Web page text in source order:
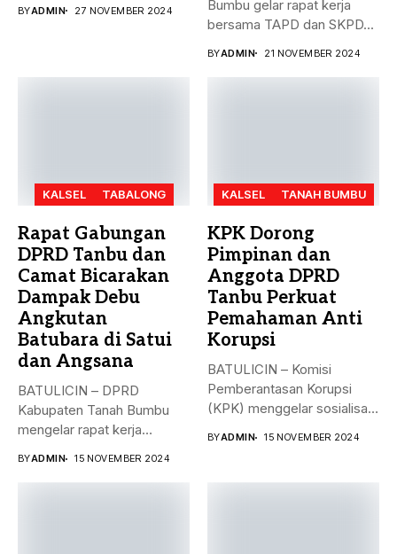
BYADMIN 27 NOVEMBER 2024
Bumbu gelar rapat kerja
bersama TAPD dan SKPD...
BYADMIN 21 NOVEMBER 2024
KALSEL TABALONG
Rapat Gabungan
DPRD Tanbu dan
Camat Bicarakan
Dampak Debu
Angkutan
Batubara di Satui
dan Angsana
BATULICIN – DPRD
Kabupaten Tanah Bumbu
mengelar rapat kerja
BYADMIN 15 NOVEMBER 2024
KALSEL TANAH BUMBU
KPK Dorong
Pimpinan dan
Anggota DPRD
Tanbu Perkuat
Pemahaman Anti
Korupsi
BATULICIN – Komisi
Pemberantasan Korupsi
(KPK) menggelar sosialisasi
BYADMIN 15 NOVEMBER 2024